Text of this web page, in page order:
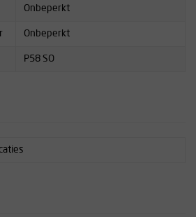
Onbeperkt
Onbeperkt
P58 SO